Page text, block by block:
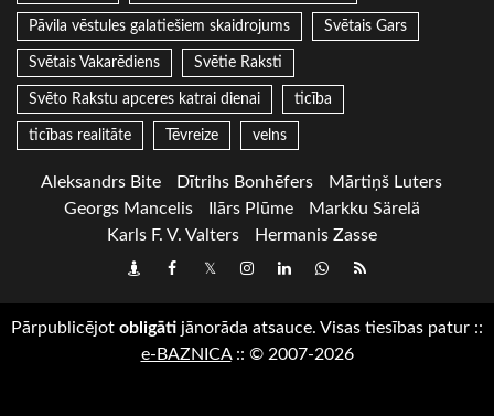
Pāvila vēstules galatiešiem skaidrojums Svētais Gars
Svētais Vakarēdiens Svētie Raksti
Svēto Rakstu apceres katrai dienai ticība
ticības realitāte Tēvreize velns
Aleksandrs Bite Dītrihs Bonhēfers
Mārtiņš Luters
Georgs Mancelis
Ilārs Plūme
Markku Särelä
Karls F. V. Valters
Hermanis Zasse
DraugiemFacebook
TwitterInstagram
LinkedInwhatsapp
RSS
Pārpublicējot obligāti jānorāda atsauce. Visas tiesības patur ::
e-BAZNICA:: © 2007-2026